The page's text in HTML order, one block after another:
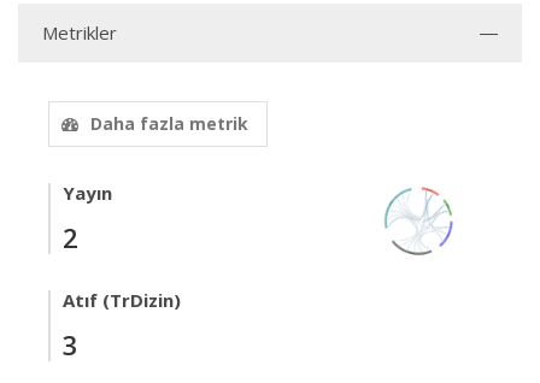
Metrikler
Daha fazla metrik
Yayın
2
Atıf (TrDizin)
3